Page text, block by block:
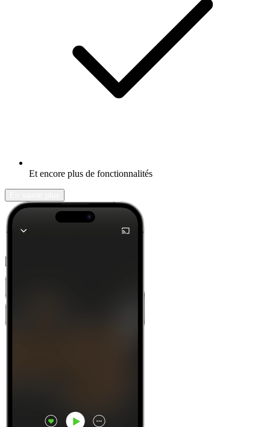
Et encore plus de fonctionnalités